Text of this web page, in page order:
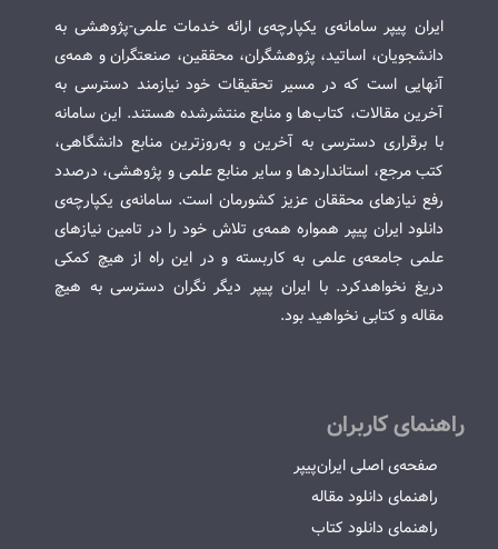
ایران پیپر سامانه‌ی یکپارچه‌ی ارائه خدمات علمی-پژوهشی به
دانشجویان، اساتید، پژوهشگران، محققین، صنعتگران و همه‌ی
آنهایی است که در مسیر تحقیقات خود نیازمند دسترسی به
آخرین مقالات، کتاب‌ها و منابع منتشرشده هستند. این سامانه
با برقراری دسترسی به آخرین و به‌روزترین منابع دانشگاهی،
کتب مرجع، استانداردها و سایر منابع علمی و پژوهشی، درصدد
رفع نیازهای محققان عزیز کشورمان است. سامانه‌ی یکپارچه‌ی
دانلود ایران پیپر همواره همه‌ی تلاش خود را در تامین نیازهای
علمی جامعه‌ی علمی به کاربسته و در این راه از هیچ کمکی
دریغ نخواهدکرد. با ایران پیپر دیگر نگران دسترسی به هیچ
مقاله و کتابی نخواهید بود.
راهنمای کاربران
صفحه‌ی اصلی ایران‌پیپر
راهنمای دانلود مقاله
راهنمای دانلود کتاب